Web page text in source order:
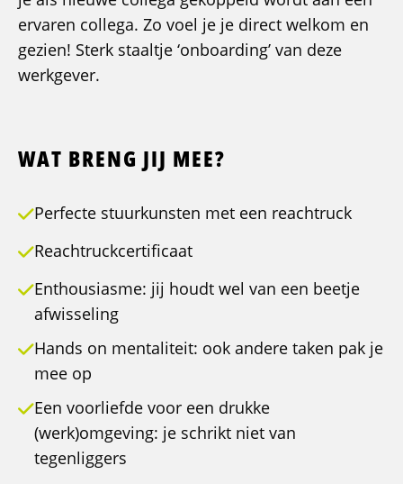
ervaren collega. Zo voel je je direct welkom en
gezien! Sterk staaltje ‘onboarding’ van deze
werkgever.
WAT BRENG JIJ MEE?
Perfecte stuurkunsten met een reachtruck
Reachtruckcertificaat
Enthousiasme: jij houdt wel van een beetje
afwisseling
Hands on mentaliteit: ook andere taken pak je
mee op
Een voorliefde voor een drukke
(werk)omgeving: je schrikt niet van
tegenliggers